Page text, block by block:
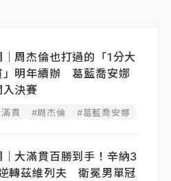
｜周杰倫也打過的「1分大
」明年續辦 葛藍喬安娜
入決賽
貫 #周杰倫 #葛藍喬安娜
｜大滿貫百勝到手！辛納3
轉茲維列夫 衛冕男單冠